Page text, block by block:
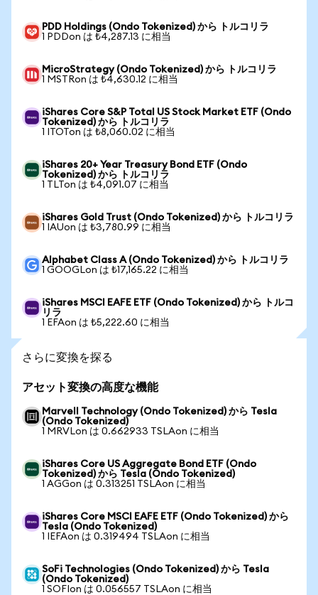
PDD Holdings (Ondo Tokenized) から トルコリラ
1 PDDon は ₺4,287.13 に相当
MicroStrategy (Ondo Tokenized) から トルコリラ
1 MSTRon は ₺4,630.12 に相当
iShares Core S&P Total US Stock Market ETF (Ondo
Tokenized) から トルコリラ
1 ITOTon は ₺8,060.02 に相当
iShares 20+ Year Treasury Bond ETF (Ondo
Tokenized) から トルコリラ
1 TLTon は ₺4,091.07 に相当
iShares Gold Trust (Ondo Tokenized) から トルコリラ
1 IAUon は ₺3,780.99 に相当
Alphabet Class A (Ondo Tokenized) から トルコリラ
1 GOOGLon は ₺17,165.22 に相当
iShares MSCI EAFE ETF (Ondo Tokenized) から トルコ
リラ
1 EFAon は ₺5,222.60 に相当
さらに変換を探る
アセット変換の高度な機能
Marvell Technology (Ondo Tokenized) から Tesla
(Ondo Tokenized)
1 MRVLon は 0.662933 TSLAon に相当
iShares Core US Aggregate Bond ETF (Ondo
Tokenized) から Tesla (Ondo Tokenized)
1 AGGon は 0.313251 TSLAon に相当
iShares Core MSCI EAFE ETF (Ondo Tokenized) から
Tesla (Ondo Tokenized)
1 IEFAon は 0.319494 TSLAon に相当
SoFi Technologies (Ondo Tokenized) から Tesla
(Ondo Tokenized)
1 SOFIon は 0.056557 TSLAon に相当